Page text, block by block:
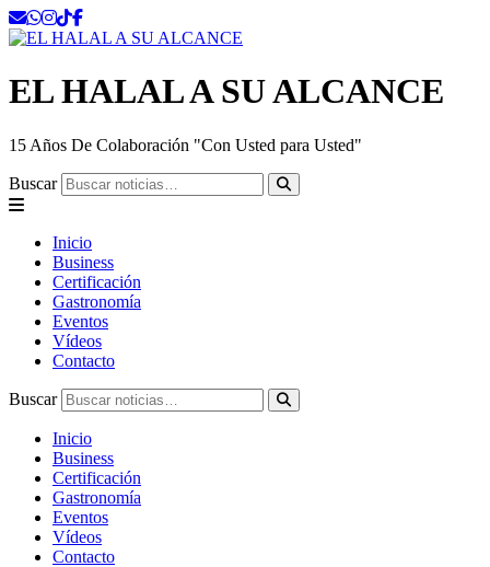
EL HALAL A SU ALCANCE
15 Años De Colaboración "Con Usted para Usted"
Buscar
Inicio
Business
Certificación
Gastronomía
Eventos
Vídeos
Contacto
Buscar
Inicio
Business
Certificación
Gastronomía
Eventos
Vídeos
Contacto